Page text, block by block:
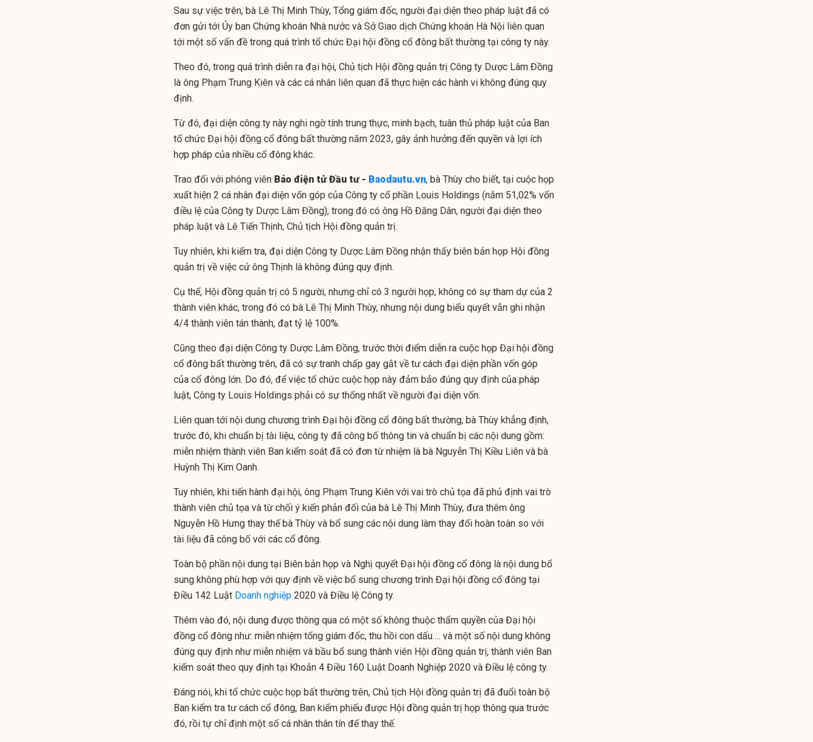
Sau sự việc trên, bà Lê Thị Minh Thùy, Tổng giám đốc, người đại diện theo pháp luật đã có
đơn gửi tới Ủy ban Chứng khoán Nhà nước và Sở Giao dịch Chứng khoán Hà Nội liên quan
tới một số vấn đề trong quá trình tổ chức Đại hội đồng cổ đông bất thường tại công ty này.
Theo đó, trong quá trình diễn ra đại hội, Chủ tịch Hội đồng quản trị Công ty Dược Lâm Đồng
là ông Phạm Trung Kiên và các cá nhân liên quan đã thực hiện các hành vi không đúng quy
định.
Từ đó, đại diện công ty này nghi ngờ tính trung thực, minh bạch, tuân thủ pháp luật của Ban
tổ chức Đại hội đồng cổ đông bất thường năm 2023, gây ảnh hưởng đến quyền và lợi ích
hợp pháp của nhiều cổ đông khác.
Trao đổi với phóng viên Báo điện tử Đầu tư - Baodautu.vn, bà Thùy cho biết, tại cuộc họp
xuất hiện 2 cá nhân đại diện vốn góp của Công ty cổ phần Louis Holdings (nắm 51,02% vốn
điều lệ của Công ty Dược Lâm Đồng), trong đó có ông Hồ Đăng Dân, người đại diện theo
pháp luật và Lê Tiến Thịnh, Chủ tịch Hội đồng quản trị.
Tuy nhiên, khi kiểm tra, đại diện Công ty Dược Lâm Đồng nhận thấy biên bản họp Hội đồng
quản trị về việc cử ông Thịnh là không đúng quy định.
Cụ thể, Hội đồng quản trị có 5 người, nhưng chỉ có 3 người họp, không có sự tham dự của 2
thành viên khác, trong đó có bà Lê Thị Minh Thùy, nhưng nội dung biểu quyết vẫn ghi nhận
4/4 thành viên tán thành, đạt tỷ lệ 100%.
Cũng theo đại diện Công ty Dược Lâm Đồng, trước thời điểm diễn ra cuộc họp Đại hội đồng
cổ đông bất thường trên, đã có sự tranh chấp gay gắt về tư cách đại diện phần vốn góp
của cổ đông lớn. Do đó, để việc tổ chức cuộc họp này đảm bảo đúng quy định của pháp
luật, Công ty Louis Holdings phải có sự thống nhất về người đại diện vốn.
Liên quan tới nội dung chương trình Đại hội đồng cổ đông bất thường, bà Thùy khẳng định,
trước đó, khi chuẩn bị tài liệu, công ty đã công bố thông tin và chuẩn bị các nội dung gồm:
miễn nhiệm thành viên Ban kiểm soát đã có đơn từ nhiệm là bà Nguyễn Thị Kiều Liên và bà
Huỳnh Thị Kim Oanh.
Tuy nhiên, khi tiến hành đại hội, ông Phạm Trung Kiên với vai trò chủ tọa đã phủ định vai trò
thành viên chủ tọa và từ chối ý kiến phản đối của bà Lê Thị Minh Thùy, đưa thêm ông
Nguyễn Hồ Hưng thay thế bà Thùy và bổ sung các nội dung làm thay đổi hoàn toàn so với
tài liệu đã công bố với các cổ đông.
Toàn bộ phần nội dung tại Biên bản họp và Nghị quyết Đại hội đồng cổ đông là nội dung bổ
sung không phù hợp với quy định về việc bổ sung chương trình Đại hội đồng cổ đông tại
Điều 142 Luật Doanh nghiệp 2020 và Điều lệ Công ty.
Thêm vào đó, nội dung được thông qua có một số không thuộc thẩm quyền của Đại hội
đồng cổ đông như: miễn nhiệm tổng giám đốc, thu hồi con dấu…. và một số nội dung không
đúng quy định như miễn nhiệm và bầu bổ sung thành viên Hội đồng quản trị, thành viên Ban
kiểm soát theo quy định tại Khoản 4 Điều 160 Luật Doanh Nghiệp 2020 và Điều lệ công ty.
Đáng nói, khi tổ chức cuộc họp bất thường trên, Chủ tịch Hội đồng quản trị đã đuổi toàn bộ
Ban kiểm tra tư cách cổ đông, Ban kiểm phiếu được Hội đồng quản trị họp thông qua trước
đó, rồi tự chỉ định một số cá nhân thân tín để thay thế.